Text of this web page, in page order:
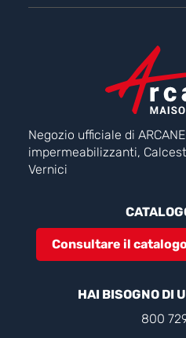
Negozio ufficiale di
impermeabilizzanti,
Vernici
Consultare il
HAI BISOGNO DI
800